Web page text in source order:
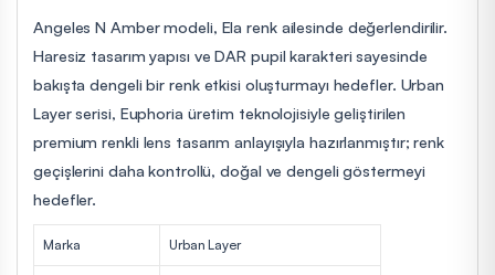
Angeles N Amber modeli, Ela renk ailesinde değerlendirilir.
Haresiz tasarım yapısı ve DAR pupil karakteri sayesinde
bakışta dengeli bir renk etkisi oluşturmayı hedefler. Urban
Layer serisi, Euphoria üretim teknolojisiyle geliştirilen
premium renkli lens tasarım anlayışıyla hazırlanmıştır; renk
geçişlerini daha kontrollü, doğal ve dengeli göstermeyi
hedefler.
Marka Urban Layer